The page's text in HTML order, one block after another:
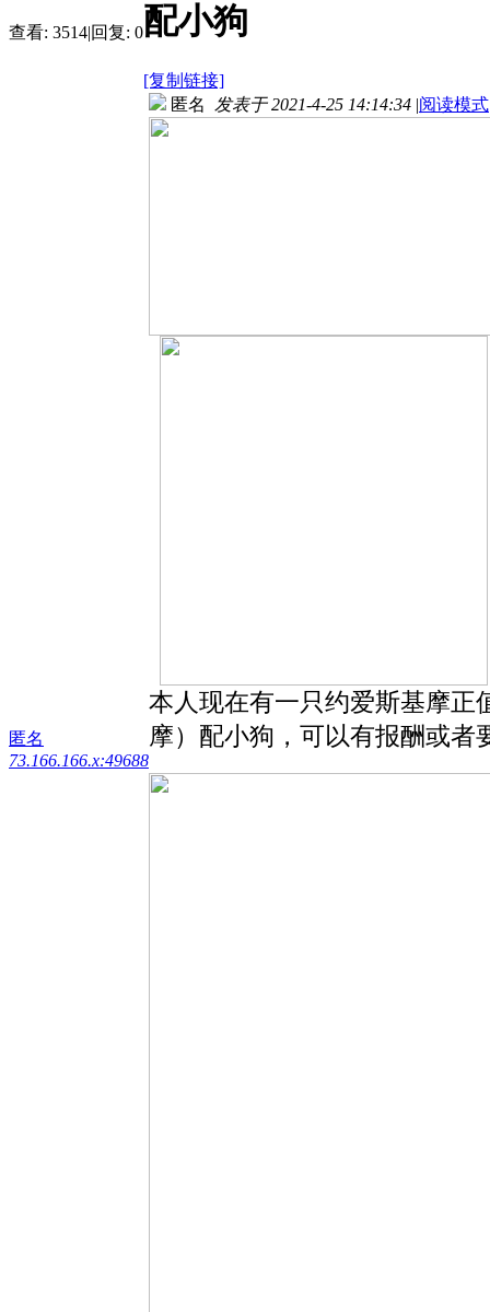
查看: 3514|回复: 0配小狗
[复制链接]
匿名
73.166.166.x:49688
匿名 发表于 2021-4-25 14:14:34 |阅读模式
本人现在有一只约爱斯基摩正
摩）配小狗，可以有报酬或者